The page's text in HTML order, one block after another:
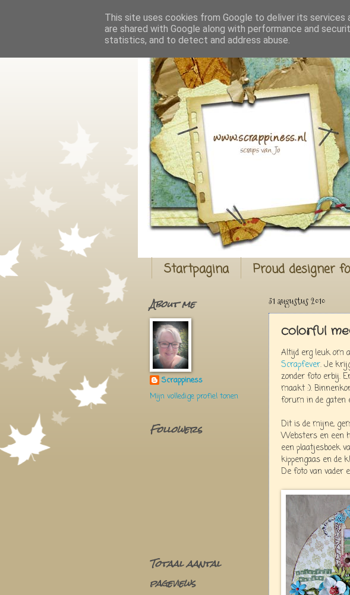
Startpagina Proud designer
31 augustus 2010
colorful
Altijd erg leuk om
Scrapfever. Je
zonder foto erbij.
maakt :).
forum in de gaten
Dit is de mijne,
Websters en een
een plaatjesboek
kippengaas en de
De foto van vader
About me
Scrappiness
Mijn volledige profiel tonen
Followers
Totaal aantal
pageviews
This site uses cookies from Google to deliver its services
are shared with Google along with performance and
statistics, and to detect and address abuse.